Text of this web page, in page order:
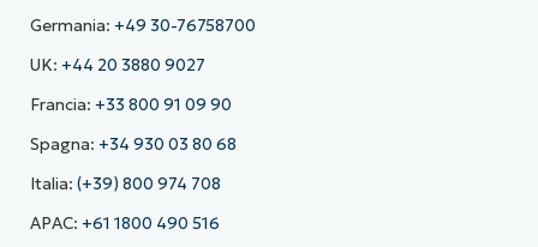
Germania: +49 30-76758700
UK: +44 20 3880 9027
Francia: +33 800 91 09 90
Spagna: +34 930 03 80 68
Italia: (+39) 800 974 708
APAC: +61 1800 490 516